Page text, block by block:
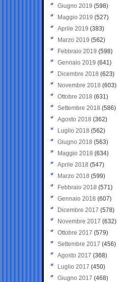
Giugno 2019 (598)
Maggio 2019 (527)
Aprile 2019 (383)
Marzo 2019 (562)
Febbraio 2019 (598)
Gennaio 2019 (641)
Dicembre 2018 (623)
Novembre 2018 (603)
Ottobre 2018 (631)
Settembre 2018 (586)
Agosto 2018 (362)
Luglio 2018 (562)
Giugno 2018 (563)
Maggio 2018 (634)
Aprile 2018 (547)
Marzo 2018 (599)
Febbraio 2018 (571)
Gennaio 2018 (607)
Dicembre 2017 (578)
Novembre 2017 (632)
Ottobre 2017 (579)
Settembre 2017 (456)
Agosto 2017 (368)
Luglio 2017 (450)
Giugno 2017 (468)